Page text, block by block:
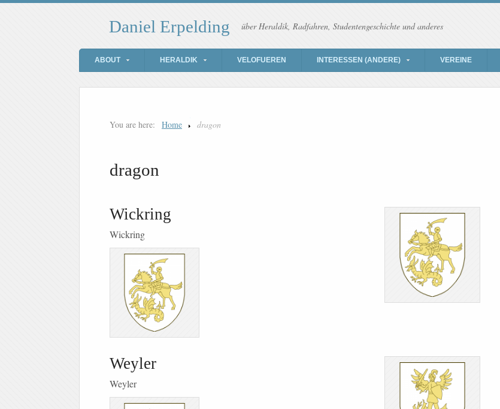
Daniel Erpelding über Heraldik, Radfahren, Studentengeschichte und anderes
ABOUT HERALDIK VELOFUEREN INTERESSEN (ANDERE) VEREINE
You are here: Home dragon
dragon
Wickring
Wickring
Weyler
Weyler